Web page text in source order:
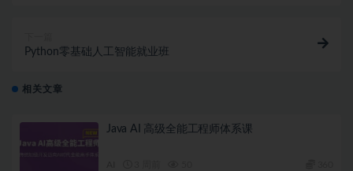
Python零基础人工智能就业班
相关文章
Java AI 高级全能工程师体系课